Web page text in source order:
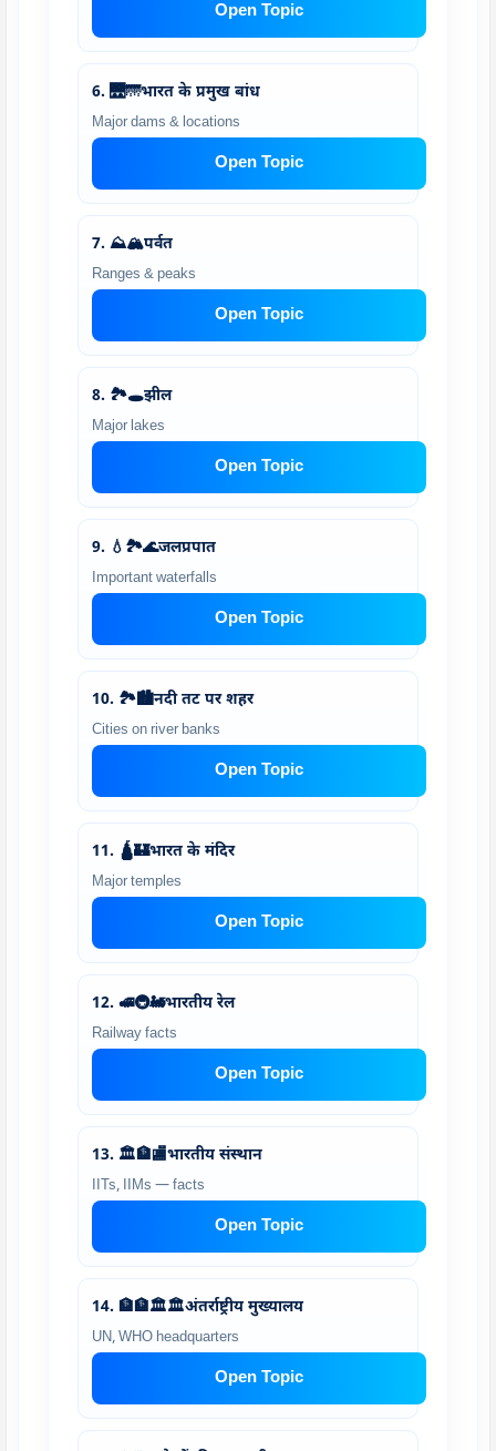
Open Topic
6. 🌉🌁भारत के प्रमुख बांध
Major dams & locations
Open Topic
7. ⛰️🏔️पर्वत
Ranges & peaks
Open Topic
8. 🏞️🕳️झील
Major lakes
Open Topic
9. 💧🏞️🌊जलप्रपात
Important waterfalls
Open Topic
10. 🏞️🏙️नदी तट पर शहर
Cities on river banks
Open Topic
11. 🛕🏰भारत के मंदिर
Major temples
Open Topic
12. 🚅🚇🚂भारतीय रेल
Railway facts
Open Topic
13. 🏛️🏦🏬भारतीय संस्थान
IITs, IIMs — facts
Open Topic
14. 🏦🏦🏛️🏛️अंतर्राष्ट्रीय मुख्यालय
UN, WHO headquarters
Open Topic